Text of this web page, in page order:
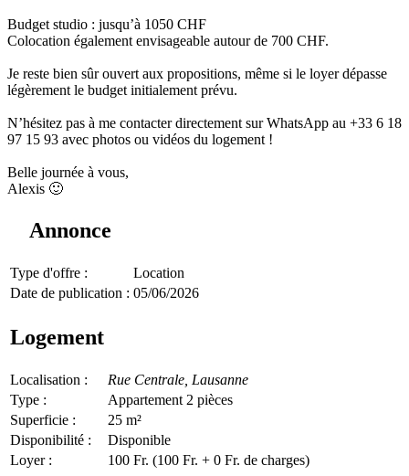
Budget studio : jusqu’à 1050 CHF
Colocation également envisageable autour de 700 CHF.
Je reste bien sûr ouvert aux propositions, même si le loyer dépasse
légèrement le budget initialement prévu.
N’hésitez pas à me contacter directement sur WhatsApp au +33 6 18
97 15 93 avec photos ou vidéos du logement !
Belle journée à vous,
Alexis 🙂
Annonce
Type d'offre :
Location
Date de publication : 05/06/2026
Logement
Localisation : Rue Centrale, Lausanne
Type :
Appartement 2 pièces
Superficie :
25 m²
Disponibilité :
Disponible
Loyer :
100 Fr. (100 Fr. + 0 Fr. de charges)